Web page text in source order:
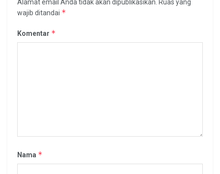
Alamat email Anda tidak akan dipublikasikan. Ruas yang
wajib ditandai *
Komentar *
Nama *